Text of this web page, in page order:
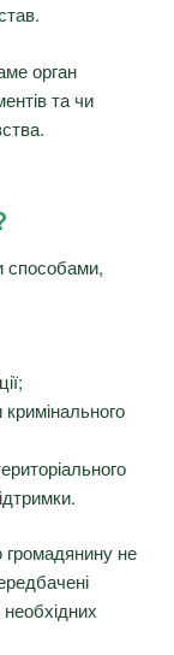
орган
та чи
способами,
кримінального
громадянину не